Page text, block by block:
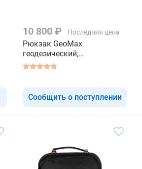
10 800 ₽ Последняя цена
Рюкзак GeoMax
геодезический,
универсальный
Сообщить о поступлении